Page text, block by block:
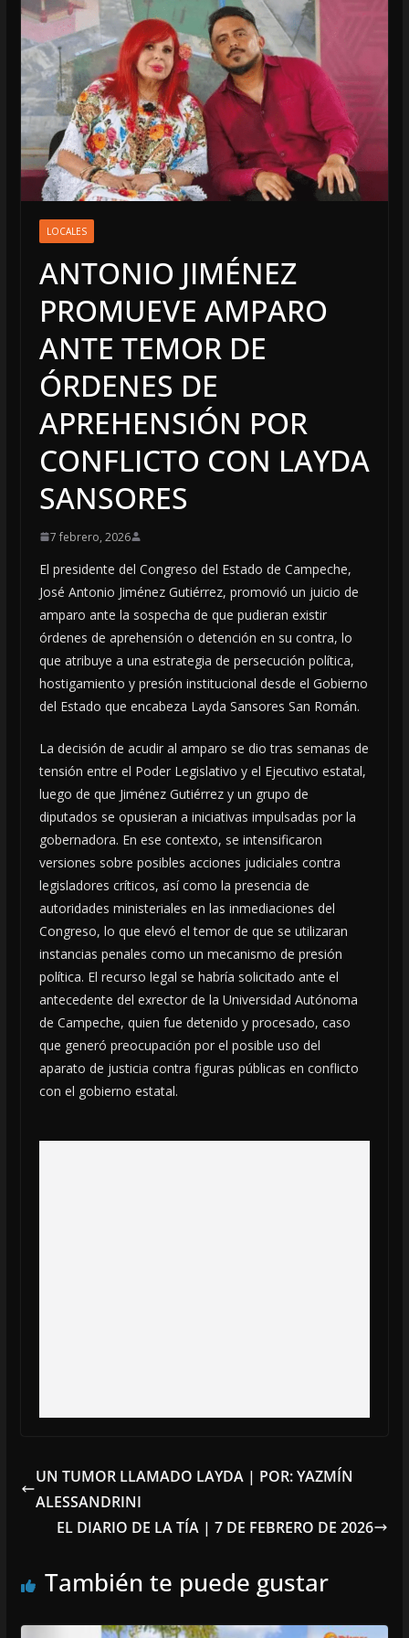
LOCALES
ANTONIO JIMÉNEZ
PROMUEVE AMPARO
ANTE TEMOR DE
ÓRDENES DE
APREHENSIÓN POR
CONFLICTO CON LAYDA
SANSORES
7 febrero, 2026
El presidente del Congreso del Estado de Campeche,
José Antonio Jiménez Gutiérrez, promovió un juicio de
amparo ante la sospecha de que pudieran existir
órdenes de aprehensión o detención en su contra, lo
que atribuye a una estrategia de persecución política,
hostigamiento y presión institucional desde el Gobierno
del Estado que encabeza Layda Sansores San Román.
La decisión de acudir al amparo se dio tras semanas de
tensión entre el Poder Legislativo y el Ejecutivo estatal,
luego de que Jiménez Gutiérrez y un grupo de
diputados se opusieran a iniciativas impulsadas por la
gobernadora. En ese contexto, se intensificaron
versiones sobre posibles acciones judiciales contra
legisladores críticos, así como la presencia de
autoridades ministeriales en las inmediaciones del
Congreso, lo que elevó el temor de que se utilizaran
instancias penales como un mecanismo de presión
política. El recurso legal se habría solicitado ante el
antecedente del exrector de la Universidad Autónoma
de Campeche, quien fue detenido y procesado, caso
que generó preocupación por el posible uso del
aparato de justicia contra figuras públicas en conflicto
con el gobierno estatal.
UN TUMOR LLAMADO LAYDA | POR: YAZMÍN
ALESSANDRINI
EL DIARIO DE LA TÍA | 7 DE FEBRERO DE 2026
También te puede gustar